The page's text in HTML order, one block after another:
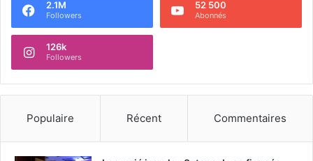
2.1M
Followers
52 500
Abonnés
126k
Followers
Populaire Récent Commentaires